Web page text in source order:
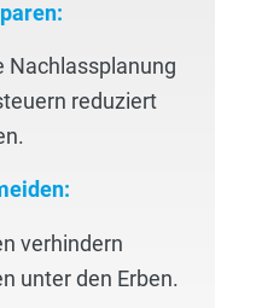
Nachlassplanung
reduziert
verhindern
unter den Erben.